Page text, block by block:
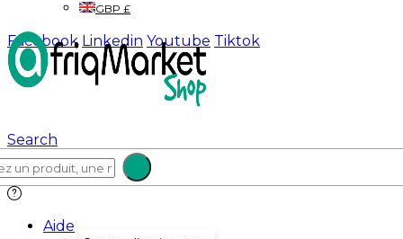
GBP £
Facebook Linkedin Youtube Tiktok
Search
Aide